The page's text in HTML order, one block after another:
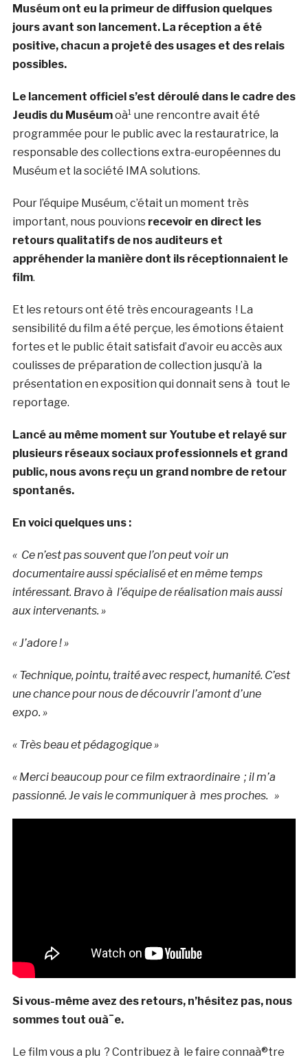
Muséum ont eu la primeur de diffusion quelques
jours avant son lancement. La réception a été
positive, chacun a projeté des usages et des relais
possibles.
Le lancement officiel s’est déroulé dans le cadre des
Jeudis du Muséumoà¹ une rencontre avait été
programmée pour le public avec la restauratrice, la
responsable des collections extra-européennes du
Muséum et la société IMA solutions.
Pour l’équipe Muséum, c’était un moment très
important, nous pouvions recevoir en direct les
retours qualitatifs de nos auditeurs et
appréhender la manière dont ils réceptionnaient le
film.
Et les retours ont été très encourageants ! La
sensibilité du film a été perçue, les émotions étaient
fortes et le public était satisfait d’avoir eu accès aux
coulisses de préparation de collection jusqu’à la
présentation en exposition qui donnait sens à tout le
reportage.
Lancé au même moment sur Youtube et relayé sur
plusieurs réseaux sociaux professionnels et grand
public, nous avons reçu un grand nombre de retour
spontanés.
En voici quelques uns :
« Ce n’est pas souvent que l’on peut voir un
documentaire aussi spécialisé et en même temps
intéressant. Bravo à l’équipe de réalisation mais aussi
aux intervenants. »
« J’adore ! »
« Technique, pointu, traité avec respect, humanité. C’est
une chance pour nous de découvrir l’amont d’une
expo. »
« Très beau et pédagogique »
« Merci beaucoup pour ce film extraordinaire ; il m’a
passionné. Je vais le communiquer à mes proches. »
Si vous-même avez des retours, n’hésitez pas, nous
sommes tout ouà¯e.
Le film vous a plu ? Contribuez à le faire connaà®tre